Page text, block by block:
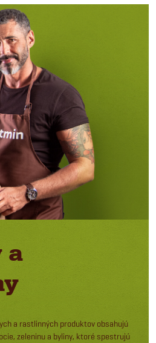
a
a rastlinných produktov obsahujú
zeleninu a byliny, ktoré spestrujú